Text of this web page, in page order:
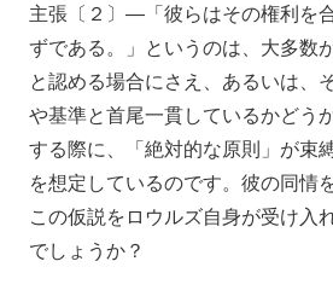
主張〔２〕―「彼らはその権利を
ずである。」というのは、大多数
と認める場合にさえ、あるいは、
や基準と首尾一貫しているかどう
する際に、「絶対的な原則」が束
を想定しているのです。彼の同情
この仮説をロウルズ自身が受け入
でしょうか？